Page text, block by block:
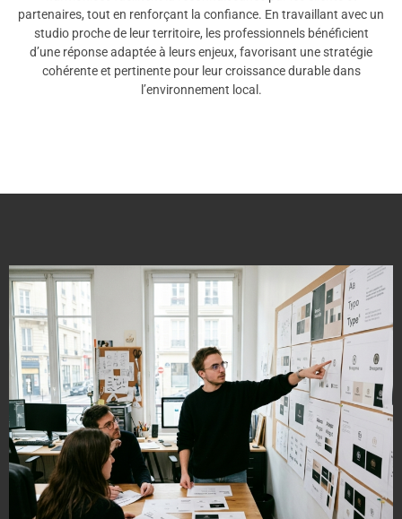
partenaires, tout en renforçant la confiance. En travaillant avec un
studio proche de leur territoire, les professionnels bénéficient
d’une réponse adaptée à leurs enjeux, favorisant une stratégie
cohérente et pertinente pour leur croissance durable dans
l’environnement local.